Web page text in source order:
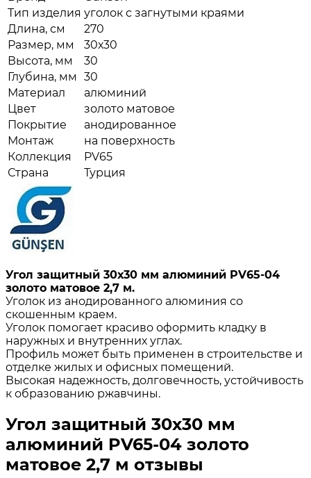
Тип изделия уголок с загнутыми краями
Длина, см
270
Размер, мм
30х30
Высота, мм
30
Глубина, мм
30
Материал
алюминий
Цвет
золото матовое
Покрытие
анодированное
Монтаж
на поверхность
Коллекция
PV65
Страна
Турция
Угол защитный 30х30 мм алюминий PV65-04
золото матовое 2,7 м.
Уголок из анодированного алюминия со
скошенным краем.
Уголок помогает красиво оформить кладку в
наружных и внутренних углах.
Профиль может быть применен в строительстве и
отделке жилых и офисных помещений.
Высокая надежность, долговечность, устойчивость
к образованию ржавчины.
Угол защитный 30х30 мм
алюминий PV65-04 золото
матовое 2,7 м отзывы